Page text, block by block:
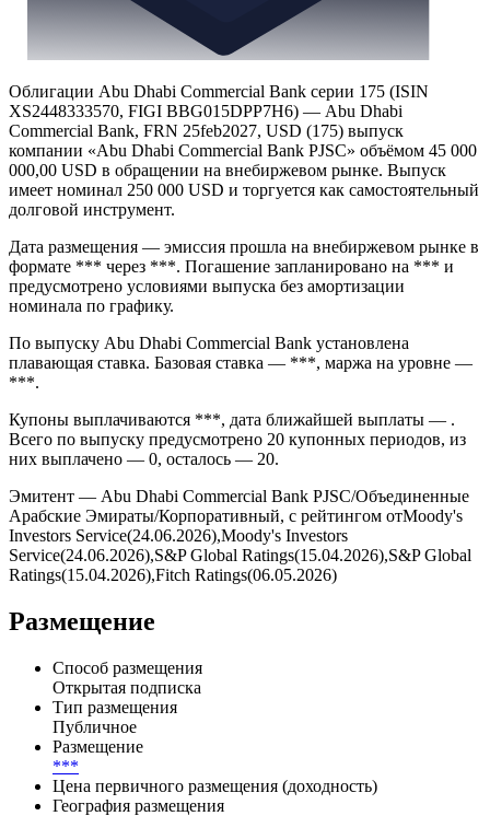
Облигации Abu Dhabi Commercial Bank серии 175 (ISIN
XS2448333570, FIGI BBG015DPP7H6) — Abu Dhabi
Commercial Bank, FRN 25feb2027, USD (175) выпуск
компании «Abu Dhabi Commercial Bank PJSC» объёмом 45 000
000,00 USD в обращении на внебиржевом рынке. Выпуск
имеет номинал 250 000 USD и торгуется как самостоятельный
долговой инструмент.
Дата размещения — эмиссия прошла на внебиржевом рынке в
формате *** через ***. Погашение запланировано на *** и
предусмотрено условиями выпуска без амортизации
номинала по графику.
По выпуску Abu Dhabi Commercial Bank установлена
плавающая ставка. Базовая ставка — ***, маржа на уровне —
***.
Купоны выплачиваются ***, дата ближайшей выплаты — .
Всего по выпуску предусмотрено 20 купонных периодов, из
них выплачено — 0, осталось — 20.
Эмитент — Abu Dhabi Commercial Bank PJSC/Объединенные
Арабские Эмираты/Корпоративный, с рейтингом отMoody's
Investors Service(24.06.2026),Moody's Investors
Service(24.06.2026),S&P Global Ratings(15.04.2026),S&P Global
Ratings(15.04.2026),Fitch Ratings(06.05.2026)
Размещение
Способ размещения
Открытая подписка
Тип размещения
Публичное
Размещение
***
Цена первичного размещения (доходность)
География размещения